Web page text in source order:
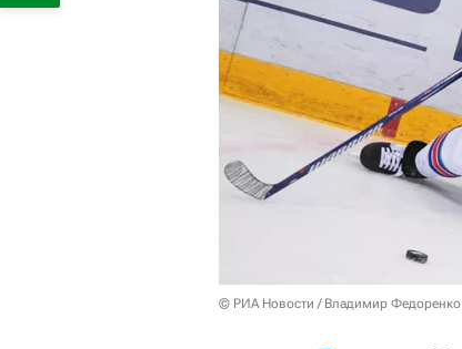
© РИА Новости / Владимир Федоренко